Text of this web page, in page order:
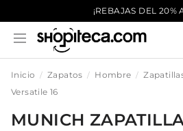
¡REBAJAS DEL 20%
Inicio Zapatos Hombre
Versatile 16
MUNICH